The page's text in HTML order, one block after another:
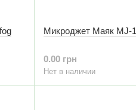
Микроджет Маяк
0.00 грн
Нет в наличии